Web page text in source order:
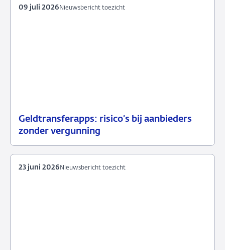
Geldtransferapps: risico’s bij aanbieders
zonder vergunning
09
Nieuwsbericht
Nieuwsbericht toezicht
09 juli 2026
Nieuwsbericht toezicht
23 juni 2026